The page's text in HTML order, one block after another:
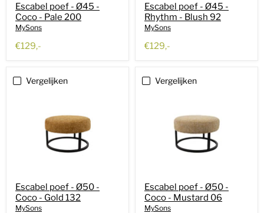
Escabel poef - Ø45 -
Coco - Pale 200
MySons
€129,-
Escabel poef - Ø45 -
Rhythm - Blush 92
MySons
€129,-
Vergelijken
Escabel poef - Ø50 -
Coco - Gold 132
MySons
Vergelijken
Escabel poef - Ø50 -
Coco - Mustard 06
MySons